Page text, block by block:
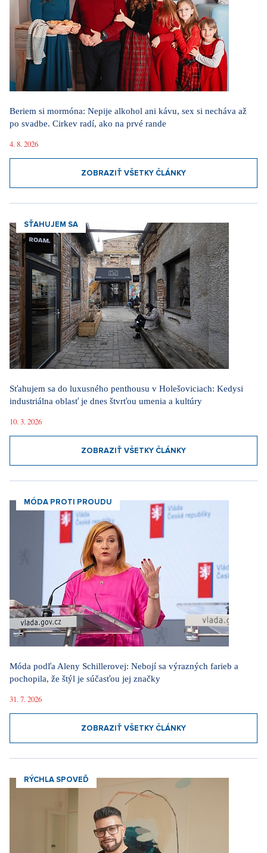
Beriem si mormóna: Nepije alkohol ani kávu, sex si necháva až
po svadbe. Cirkev radí, ako na prvé rande
4. 8. 2026
ZOBRAZIŤ VŠETKY ČLÁNKY
SŤAHUJEM SA
Sťahujem sa do luxusného penthousu v Holešoviciach: Kedysi
industriálna oblasť je dnes štvrťou umenia a kultúry
10. 3. 2026
ZOBRAZIŤ VŠETKY ČLÁNKY
MÓDA PROTI PROUDU
Móda podľa Aleny Schillerovej: Nebojí sa výrazných farieb a
pochopila, že štýl je súčasťou jej značky
31. 7. 2026
ZOBRAZIŤ VŠETKY ČLÁNKY
RÝCHLA SPOVEĎ